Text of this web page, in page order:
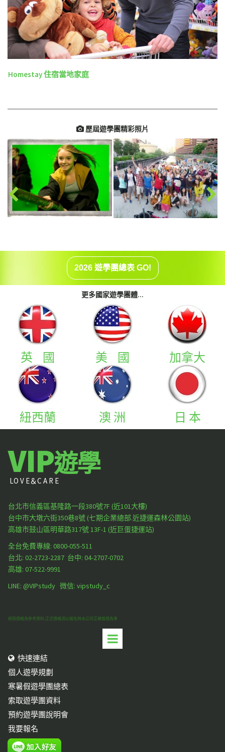
Homestay 住宿當地家庭
 歷屆遊學團精彩照片
2026 遊學團總表 GO!
更多國家遊學團體...
英 國 美 國 加拿大
紐西蘭 澳 洲 日 本
VIP遊學
LO V E＆C A R E
台北市信義區基隆路一段380號7F (近101大樓)
台中市大墩六街350巷8號 (七期企業總部.近捷運森林公園站)
高雄市鼓山區明華路317號 13F-1 (近巨蛋捷運站)
全台免費專線: 0800-055-511
台北: 02-2723-2287 台中: 04-2707-0702
高雄: 07-522-9991
LINE: @VIPstudy 微信: vipstudy_c
網頁價格為參考資料.正式價格須以報名時本公司正確報價為準
 快速連結
個人遊學規劃
寒暑假遊學團總表
索取遊學團資料
預約遊學團說明會
我要報名